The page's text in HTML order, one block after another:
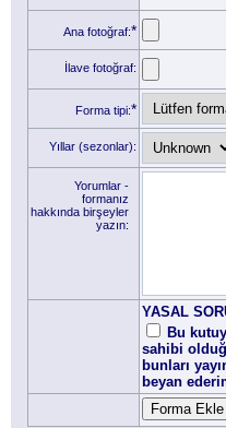
Ana fotoğraf:*
İlave fotoğraf:
Forma tipi:*
Yıllar (sezonlar):
Yorumlar -
formanız
hakkında birşeyler
yazın:
YASAL
Bu
sahibi
bunları
beyan